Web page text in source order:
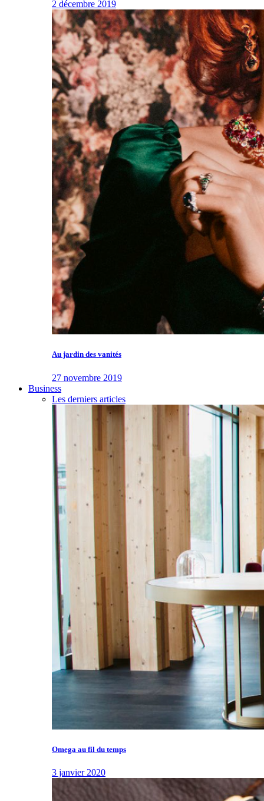
2 décembre 2019
Au jardin des vanités
27 novembre 2019
Business
Les derniers articles
Omega au fil du temps
3 janvier 2020